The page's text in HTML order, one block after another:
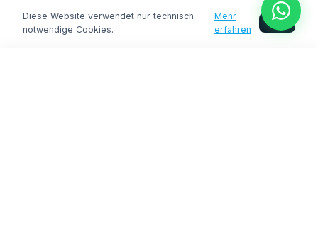
Inhalte auf dieser Domain deutlich schneller.
Das bedeutet: schneller Traffic, schnellere
Diese Website verwendet nur technisch
notwendige Cookies.
Mehr
erfahren
OK